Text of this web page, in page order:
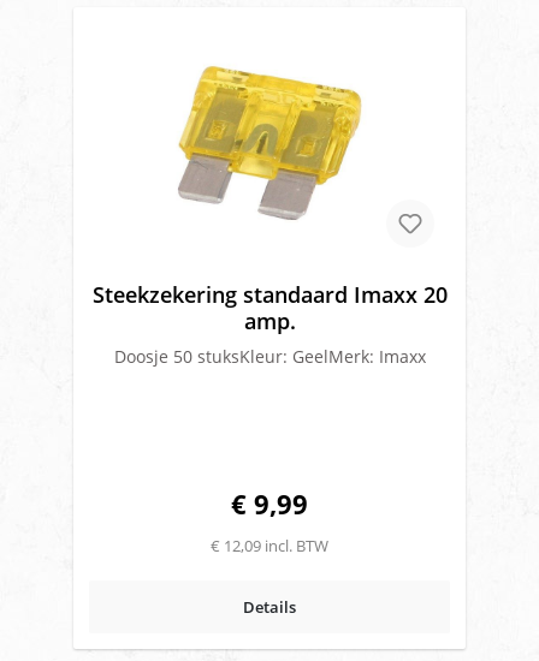
Steekzekering standaard Imaxx 20
amp.
Doosje 50 stuksKleur: GeelMerk: Imaxx
€ 9,99
€ 12,09 incl. BTW
Details